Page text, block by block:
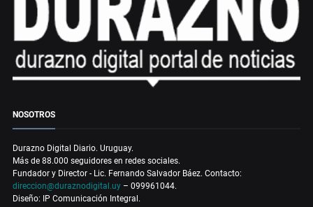
NOSOTROS
Durazno Digital Diario. Uruguay.
Más de 88.000 seguidores en redes sociales.
Fundador y Director - Lic. Fernando Salvador Báez. Contacto:
direccion@duraznodigital.uy – 099961044.
Diseño: IP Comunicación Integral.